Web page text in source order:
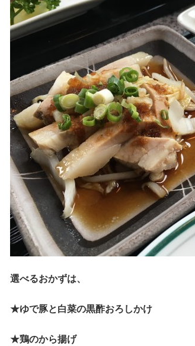
選べるおかずは、
★ゆで豚と白菜の黒酢おろしかけ
★鶏のから揚げ